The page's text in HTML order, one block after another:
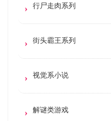
行尸走肉系列
街头霸王系列
视觉系小说
解谜类游戏